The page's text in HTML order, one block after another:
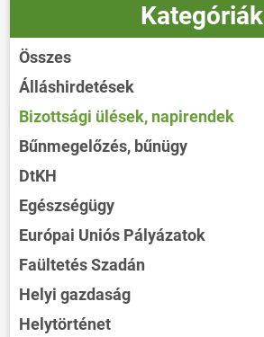
Kategóriák
Összes
Álláshirdetések
Bizottsági ülések, napirendek
Bűnmegelőzés, bűnügy
DtKH
Egészségügy
Európai Uniós Pályázatok
Faültetés Szadán
Helyi gazdaság
Helytörténet